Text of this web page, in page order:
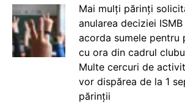
Mai mulți părinți
anularea deciziei
acorda sumele pentru
cu ora din cadrul
Multe cercuri de
vor dispărea de la 1
părinții